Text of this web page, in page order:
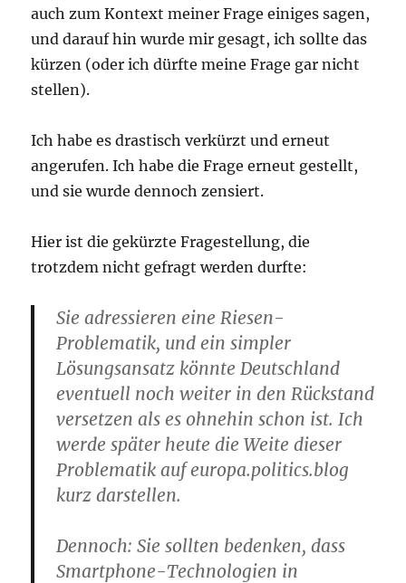
auch zum Kontext meiner Frage einiges sagen,
und darauf hin wurde mir gesagt, ich sollte das
kürzen (oder ich dürfte meine Frage gar nicht
stellen).
Ich habe es drastisch verkürzt und erneut
angerufen. Ich habe die Frage erneut gestellt,
und sie wurde dennoch zensiert.
Hier ist die gekürzte Fragestellung, die
trotzdem nicht gefragt werden durfte:
Sie adressieren eine Riesen-
Problematik, und ein simpler
Lösungsansatz könnte Deutschland
eventuell noch weiter in den Rückstand
versetzen als es ohnehin schon ist. Ich
werde später heute die Weite dieser
Problematik auf europa.politics.blog
kurz darstellen.
Dennoch: Sie sollten bedenken, dass
Smartphone-Technologien in